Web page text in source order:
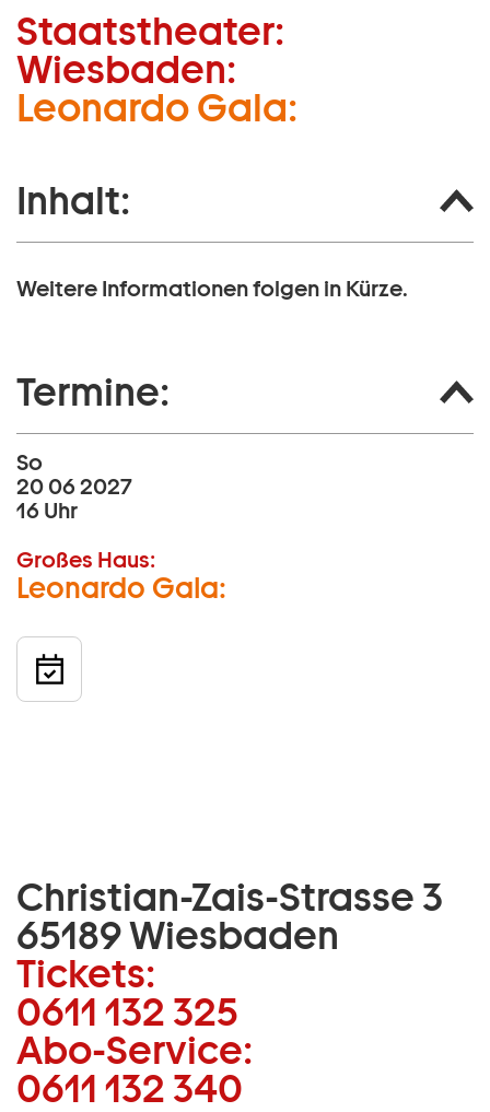
Zum Hauptinhalt springen
Zum Footer springen
Staatstheater:
Wiesbaden:
Leonardo Gala:
Inhalt:
Weitere Informationen folgen in Kürze.
Termine:
So
20 06 2027
16 Uhr
Großes Haus:
Leonardo Gala:
Christian-Zais-Strasse 3
65189 Wiesbaden
Tickets:
0611 132 325
Abo-Service:
0611 132 340